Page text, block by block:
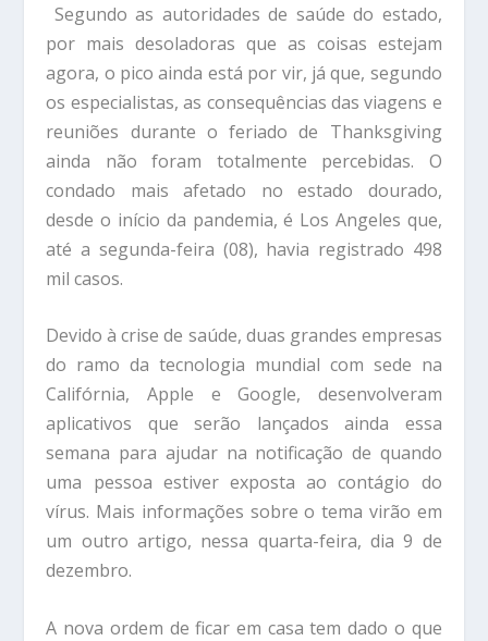
Segundo as autoridades de saúde do estado,
por mais desoladoras que as coisas estejam
agora, o pico ainda está por vir, já que, segundo
os especialistas, as consequências das viagens e
reuniões durante o feriado de Thanksgiving
ainda não foram totalmente percebidas. O
condado mais afetado no estado dourado,
desde o início da pandemia, é Los Angeles que,
até a segunda-feira (08), havia registrado 498
mil casos.
Devido à crise de saúde, duas grandes empresas
do ramo da tecnologia mundial com sede na
Califórnia, Apple e Google, desenvolveram
aplicativos que serão lançados ainda essa
semana para ajudar na notificação de quando
uma pessoa estiver exposta aocontágio do
vírus. Mais informações sobre o tema virão em
um outro artigo, nessa quarta-feira, dia 9 de
dezembro.
A nova ordem de ficar em casa tem dado o que